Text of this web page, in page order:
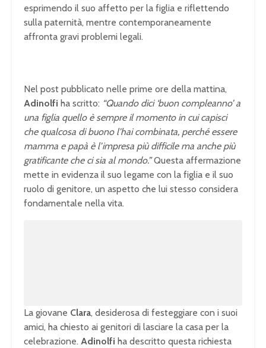
esprimendo il suo affetto per la figlia e riflettendo
sulla paternità, mentre contemporaneamente
affronta gravi problemi legali.
Nel post pubblicato nelle prime ore della mattina,
Adinolfi ha scritto: “Quando dici ‘buon compleanno’ a
una figlia quello è sempre il momento in cui capisci
che qualcosa di buono l’hai combinata, perché essere
mamma e papà è l’impresa più difficile ma anche più
gratificante che ci sia al mondo.”Questa affermazione
mette in evidenza il suo legame con la figlia e il suo
ruolo di genitore, un aspetto che lui stesso considera
fondamentale nella vita.
La giovane Clara, desiderosa di festeggiare con i suoi
amici, ha chiesto ai genitori di lasciare la casa per la
celebrazione. Adinolfi ha descritto questa richiesta